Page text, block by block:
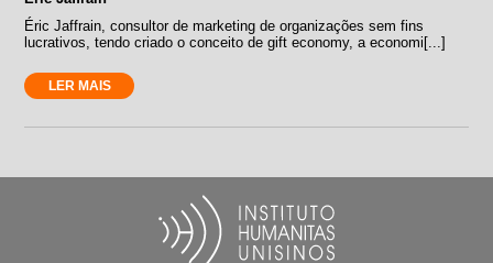
Éric Jaffrain, consultor de marketing de organizações sem fins
lucrativos, tendo criado o conceito de gift economy, a economi[...]
LER MAIS